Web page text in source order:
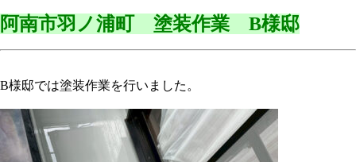
阿南市羽ノ浦町 塗装作業 B様邸
B様邸では塗装作業を行いました。